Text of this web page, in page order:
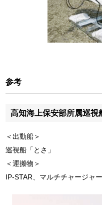
参考
高知海上保安部所属巡視
＜出動船＞
巡視船「とさ」
＜運搬物＞
IP-STAR、マルチチャージャ